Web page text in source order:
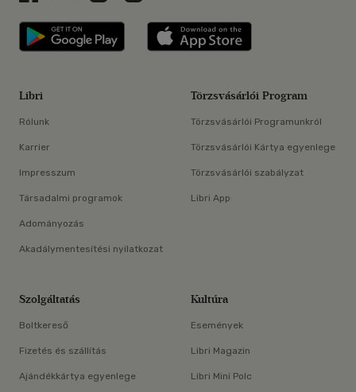
Libri applikáció Szerezd meg: Google
Libri
Rólunk
Karrier
Impresszum
Társadalmi programok
Adományozás
Akadálymentesítési nyilatkozat
Törzsvásárlói Program
Törzsvásárlói Programunkról
Törzsvásárlói Kártya egyenlege
Törzsvásárlói szabályzat
Libri App
Szolgáltatás
Boltkereső
Fizetés és szállítás
Ajándékkártya egyenlege
Kultúra
Események
Libri Magazin
Libri Mini Polc